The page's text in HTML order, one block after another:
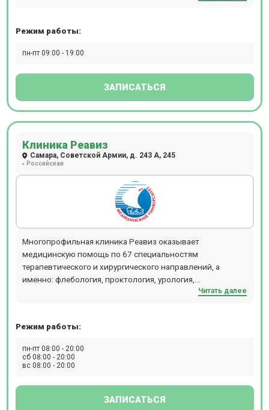
Режим работы:
пн-пт 09:00 - 19:00
ЗАПИСАТЬСЯ
Клиника Реавиз
Самара, Советской Армии, д. 243 А, 245
Российская
Многопрофильная клиника Реавиз оказывает
медицинскую помощь по 67 специальностям
терапевтического и хирургического направлений, а
именно: флебология, проктология, урология,
нейрохирургия, общая хирургия, травматология иЧитать далее
Режим работы:
пн-пт 08:00 - 20:00
сб 08:00 - 20:00
вс 08:00 - 20:00
ЗАПИСАТЬСЯ